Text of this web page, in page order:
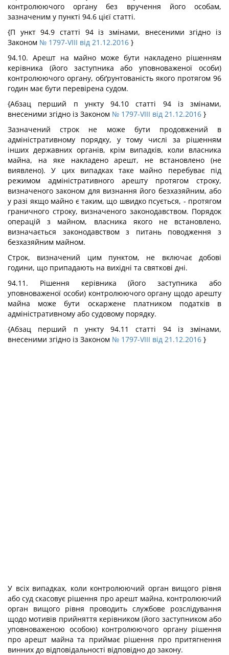
контролюючого органу без вручення його особам,
зазначеним у пункті 94.6 цієї статті.
{П ункт 94.9 статті 94 із змінами, внесеними згідно із
Законом № 1797-VIII від 21.12.2016 }
94.10. Арешт на майно може бути накладено рішенням
керівника (його заступника або уповноваженої особи)
контролюючого органу, обґрунтованість якого протягом 96
годин має бути перевірена судом.
{Абзац перший п ункту 94.10 статті 94 із змінами,
внесеними згідно із Законом № 1797-VIII від 21.12.2016 }
Зазначений строк не може бути продовжений в
адміністративному порядку, у тому числі за рішенням
інших державних органів, крім випадків, коли власника
майна, на яке накладено арешт, не встановлено (не
виявлено). У цих випадках таке майно перебуває під
режимом адміністративного арешту протягом строку,
визначеного законом для визнання його безхазяйним, або
у разі якщо майно є таким, що швидко псується, - протягом
граничного строку, визначеного законодавством. Порядок
операцій з майном, власника якого не встановлено,
визначається законодавством з питань поводження з
безхазяйним майном.
Строк, визначений цим пунктом, не включає добові
години, що припадають на вихідні та святкові дні.
94.11. Рішення керівника (його заступника або
уповноваженої особи) контролюючого органу щодо арешту
майна може бути оскаржене платником податків в
адміністративному або судовому порядку.
{Абзац перший п ункту 94.11 статті 94 із змінами,
внесеними згідно із Законом № 1797-VIII від 21.12.2016 }
У всіх випадках, коли контролюючий орган вищого рівня
або суд скасовує рішення про арешт майна, контролюючий
орган вищого рівня проводить службове розслідування
щодо мотивів прийняття керівником (його заступником або
уповноваженою особою) контролюючого органу рішення
про арешт майна та приймає рішення про притягнення
винних до відповідальності відповідно до закону.